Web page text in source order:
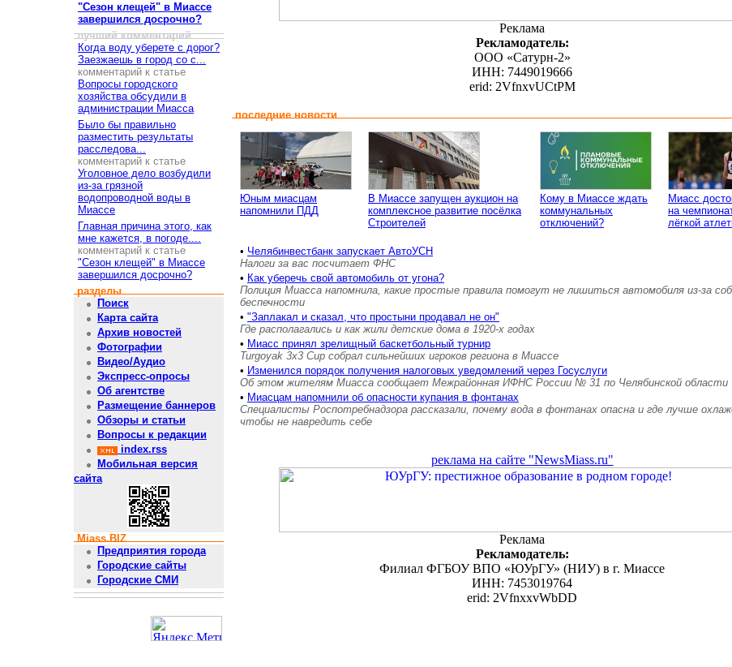
"Сезон клещей" в Миассе
завершился досрочно?
лучший комментарий
Когда воду уберете с дорог?
Заезжаешь в город со с...
комментарий к статье
Вопросы городского
хозяйства обсудили в
администрации Миасса
Было бы правильно
разместить результаты
расследова...
комментарий к статье
Уголовное дело возбудили
из-за грязной
водопроводной воды в
Миассе
Главная причина этого, как
мне кажется, в погоде....
комментарий к статье
"Сезон клещей" в Миассе
завершился досрочно?
разделы
Поиск
Карта сайта
Архив новостей
Фотографии
Видео/Аудио
Экспресс-опросы
Об агентстве
Размещение баннеров
Обзоры и статьи
Вопросы к редакции
index.rss
Мобильная версия
сайта
Miass.BIZ
Предприятия города
Городские сайты
Городские СМИ
Реклама
Рекламодатель:
ООО «Сатурн-2»
ИНН: 7449019666
erid: 2VfnxvUCtPM
последние новости
Юным миасцам
напомнили ПДД
В Миассе запущен аукцион на
комплексное развитие посёлка
Строителей
Кому в Миассе ждать
коммунальных
отключений?
Миасс
на
лёгкой
• Челябинвестбанк запускает АвтоУСН
Налоги за вас посчитает ФНС
• Как уберечь свой автомобиль от угона?
Полиция Миасса напомнила, какие простые правила помогут не лишиться автомобиля из-за
беспечности
• "Заплакал и сказал, что простыни продавал не он"
Где располагались и как жили детские дома в 1920-х годах
• Миасс принял зрелищный баскетбольный турнир
Turgoyak 3x3 Cup собрал сильнейших игроков региона в Миассе
• Изменился порядок получения налоговых уведомлений через Госуслуги
Об этом жителям Миасса сообщает Межрайонная ИФНС России № 31 по Челябинской области
• Миасцам напомнили об опасности купания в фонтанах
Специалисты Роспотребнадзора рассказали, почему вода в фонтанах опасна и где лучше
чтобы не навредить себе
реклама на сайте "NewsMiass.ru"
Реклама
Рекламодатель:
Филиал ФГБОУ ВПО «ЮУрГУ» (НИУ) в г. Миассе
ИНН: 7453019764
erid: 2VfnxxvWbDD